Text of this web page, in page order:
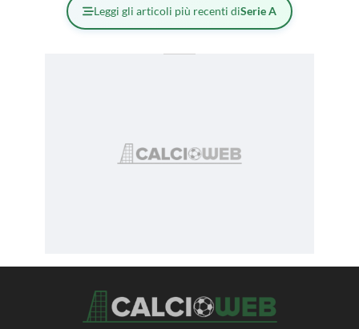
Leggi gli articoli più recenti diSerie A